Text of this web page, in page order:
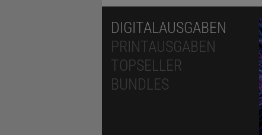
DIGITALAUSGABEN
PRINTAUSGABEN
TOPSELLER
BUNDLES